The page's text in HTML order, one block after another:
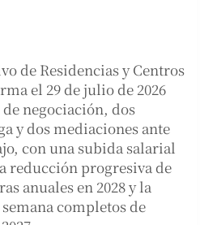
de Residencias y Centros
el 29 de julio de 2026
negociación, dos
y dos mediaciones ante
con una subida salarial
reducción progresiva de
anuales en 2028 y la
completos de